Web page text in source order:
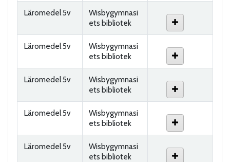
Läromedel 5v
Wisbygymnasi
ets bibliotek
Läromedel 5v
Wisbygymnasi
ets bibliotek
Läromedel 5v
Wisbygymnasi
ets bibliotek
Läromedel 5v
Wisbygymnasi
ets bibliotek
Läromedel 5v
Wisbygymnasi
ets bibliotek